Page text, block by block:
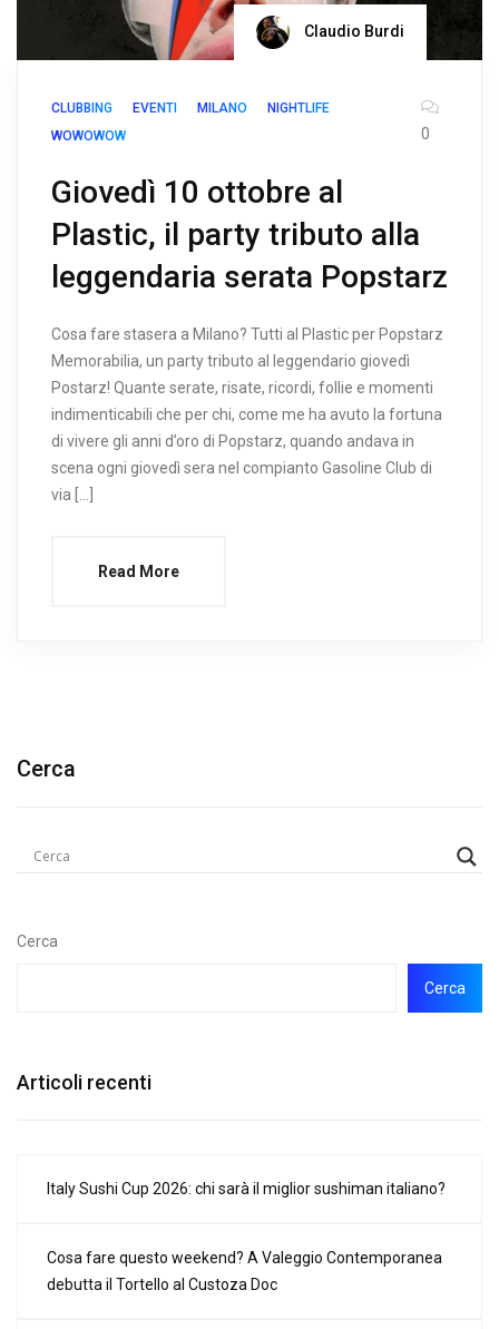
Claudio Burdi
CLUBBING EVENTI MILANO
NIGHTLIFE
WOWOWOW
0
Giovedì 10 ottobre al
Plastic, il party tributo alla
leggendaria serata Popstarz
Cosa fare stasera a Milano? Tutti al Plastic per Popstarz
Memorabilia, un party tributo al leggendario giovedì
Postarz! Quante serate, risate, ricordi, follie e momenti
indimenticabili che per chi, come me ha avuto la fortuna
di vivere gli anni d’oro di Popstarz, quando andava in
scena ogni giovedì sera nel compianto Gasoline Club di
via […]
Read More
Cerca
Cerca
Cerca
Articoli recenti
Italy Sushi Cup 2026: chi sarà il miglior sushiman italiano?
Cosa fare questo weekend? A Valeggio Contemporanea
debutta il Tortello al Custoza Doc